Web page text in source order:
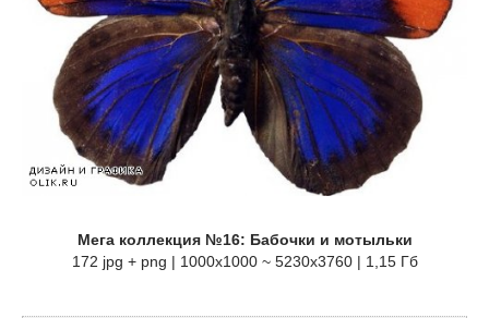
Мега коллекция №16: Бабочки и мотыльки
172 jpg + png | 1000x1000 ~ 5230x3760 | 1,15 Гб